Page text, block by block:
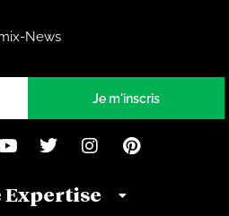
News
Je m'inscris
Expertise